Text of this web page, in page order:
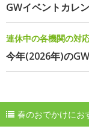
GWイベントカレ
連休中の各機関の対
今年(2026年)の
春のおでかけにお